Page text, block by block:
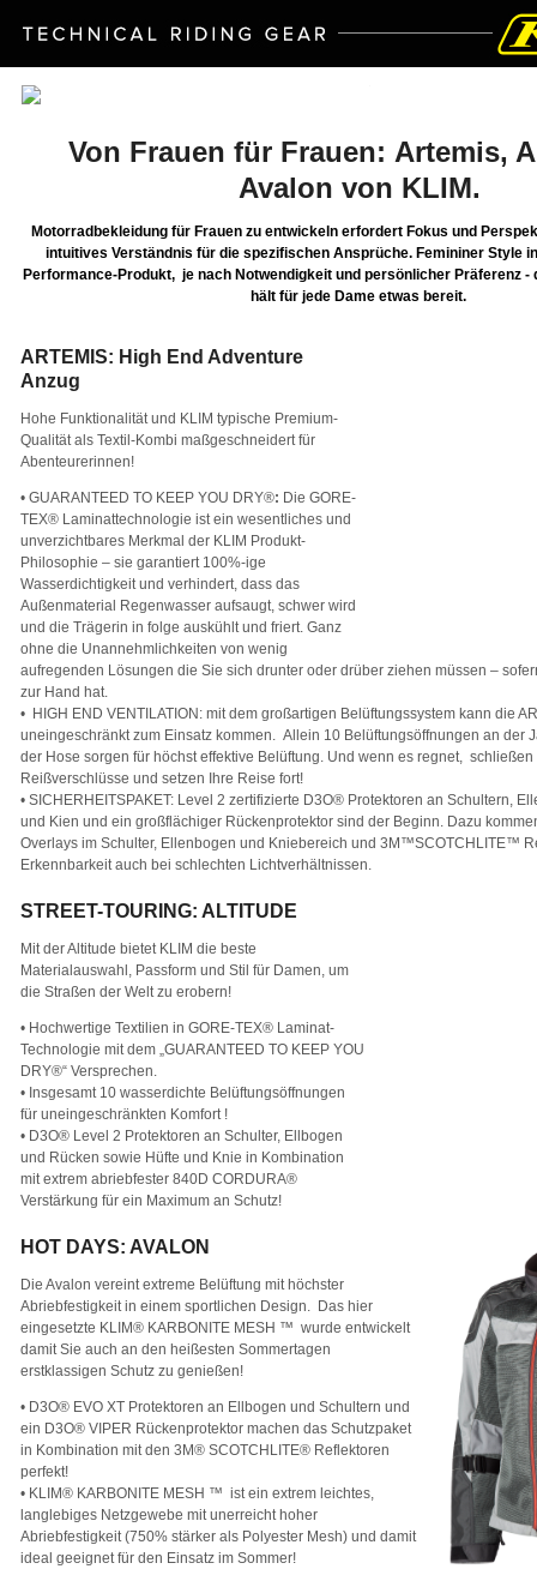
Von Frauen für Frauen: Artemis,
Avalon von KLIM.
Motorradbekleidung für Frauen zu entwickeln erfordert Fokus und
intuitives Verständnis für die spezifischen Ansprüche. Femininer Style
Performance-Produkt, je nach Notwendigkeit und persönlicher Präferenz -
hält für jede Dame etwas bereit.
ARTEMIS: High End Adventure
Anzug
Hohe Funktionalität und KLIM typische Premium-
Qualität als Textil-Kombi maßgeschneidert für
Abenteurerinnen!
• GUARANTEED TO KEEP YOU DRY®: Die GORE-
TEX® Laminattechnologie ist ein wesentliches und
unverzichtbares Merkmal der KLIM Produkt-
Philosophie – sie garantiert 100%-ige
Wasserdichtigkeit und verhindert, dass das
Außenmaterial Regenwasser aufsaugt, schwer wird
und die Trägerin in folge auskühlt und friert. Ganz
ohne die Unannehmlichkeiten von wenig
aufregenden Lösungen die Sie sich drunter oder drüber ziehen müssen –
zur Hand hat.
• HIGH END VENTILATION: mit dem großartigen Belüftungssystem kann die
uneingeschränkt zum Einsatz kommen. Allein 10 Belüftungsöffnungen an der
der Hose sorgen für höchst effektive Belüftung. Und wenn es regnet,
Reißverschlüsse und setzen Ihre Reise fort!
• SICHERHEITSPAKET: Level 2 zertifizierte D3O® Protektoren an Schultern,
und Kien und ein großflächiger Rückenprotektor sind der Beginn. Dazu
Overlays im Schulter, Ellenbogen und Kniebereich und 3M™SCOTCHLITE™
Erkennbarkeit auch bei schlechten Lichtverhältnissen.
STREET-TOURING: ALTITUDE
Mit der Altitude bietet KLIM die beste
Materialauswahl, Passform und Stil für Damen, um
die Straßen der Welt zu erobern!
• Hochwertige Textilien in GORE-TEX® Laminat-
Technologie mit dem „GUARANTEED TO KEEP YOU
DRY®“ Versprechen.
• Insgesamt 10 wasserdichte Belüftungsöffnungen
für uneingeschränkten Komfort !
• D3O® Level 2 Protektoren an Schulter, Ellbogen
und Rücken sowie Hüfte und Knie in Kombination
mit extrem abriebfester 840D CORDURA®
Verstärkung für ein Maximum an Schutz!
HOT DAYS: AVALON
Die Avalon vereint extreme Belüftung mit höchster
Abriebfestigkeit in einem sportlichen Design. Das hier
eingesetzte KLIM® KARBONITE MESH ™ wurde entwickelt
damit Sie auch an den heißesten Sommertagen
erstklassigen Schutz zu genießen!
• D3O® EVO XT Protektoren an Ellbogen und Schultern und
ein D3O® VIPER Rückenprotektor machen das Schutzpaket
in Kombination mit den 3M® SCOTCHLITE® Reflektoren
perfekt!
• KLIM® KARBONITE MESH ™ ist ein extrem leichtes,
langlebiges Netzgewebe mit unerreicht hoher
Abriebfestigkeit (750% stärker als Polyester Mesh) und damit
ideal geeignet für den Einsatz im Sommer!